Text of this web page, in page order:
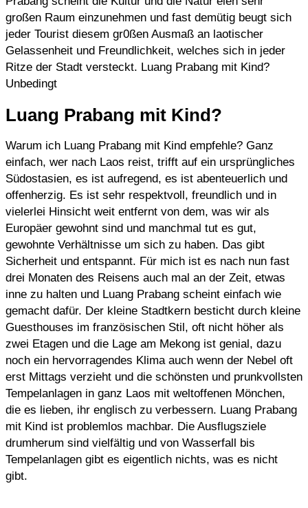
großen Raum einzunehmen und fast demütig beugt sich
jeder Tourist diesem gr0ßen Ausmaß an laotischer
Gelassenheit und Freundlichkeit, welches sich in jeder
Ritze der Stadt versteckt. Luang Prabang mit Kind?
Unbedingt
Luang Prabang mit Kind?
Warum ich Luang Prabang mit Kind empfehle? Ganz
einfach, wer nach Laos reist, trifft auf ein ursprüngliches
Südostasien, es ist aufregend, es ist abenteuerlich und
offenherzig. Es ist sehr respektvoll, freundlich und in
vielerlei Hinsicht weit entfernt von dem, was wir als
Europäer gewohnt sind und manchmal tut es gut,
gewohnte Verhältnisse um sich zu haben. Das gibt
Sicherheit und entspannt. Für mich ist es nach nun fast
drei Monaten des Reisens auch mal an der Zeit, etwas
inne zu halten und Luang Prabang scheint einfach wie
gemacht dafür. Der kleine Stadtkern besticht durch kleine
Guesthouses im französischen Stil, oft nicht höher als
zwei Etagen und die Lage am Mekong ist genial, dazu
noch ein hervorragendes Klima auch wenn der Nebel oft
erst Mittags verzieht und die schönsten und prunkvollsten
Tempelanlagen in ganz Laos mit weltoffenen Mönchen,
die es lieben, ihr englisch zu verbessern. Luang Prabang
mit Kind ist problemlos machbar. Die Ausflugsziele
drumherum sind vielfältig und von Wasserfall bis
Tempelanlagen gibt es eigentlich nichts, was es nicht
gibt.